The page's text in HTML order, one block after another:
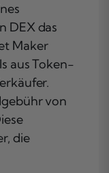
DEX das
Maker
aus Token-
von
die